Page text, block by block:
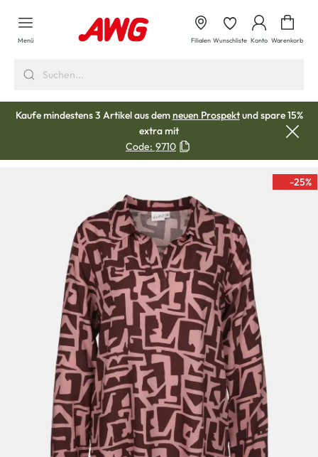
springen
Menü Filialen Wunschliste Konto Warenkorb
Kaufe mindestens 3 Artikel aus demneuen Prospektund spare 15%
extra mit
Code: 9710
-25%